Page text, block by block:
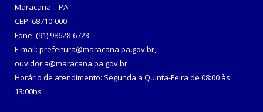
Maracanã – PA
CEP: 68710-000
Fone: (91) 98628-6723
E-mail: prefeitura@maracana.pa.gov.br,
ouvidoria@maracana.pa.gov.br
Horário de atendimento: Segunda a Quinta-Feira de 08:00 às
13:00hs